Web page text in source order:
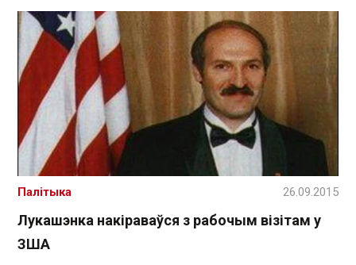
Лукашэнка накіраваўся з рабочым візітам у
ЗША
Палітыка 26.09.2015